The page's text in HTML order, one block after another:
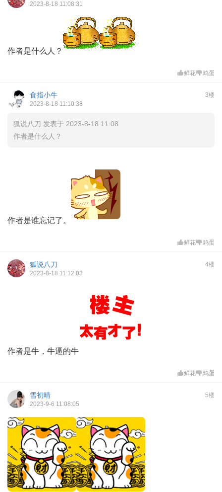
2023-8-18 11:08:31
作者是什么人？
鲜花 鸡蛋
3楼
食指小牛
2023-8-18 11:10:38
狐说八刀 发表于 2023-8-18 11:08
作者是什么人？
作者是谁忘记了。
鲜花 鸡蛋
4楼
狐说八刀
2023-8-18 11:12:03
作者是牛，牛逼的牛
鲜花 鸡蛋
5楼
雪初晴
2023-9-6 11:08:05